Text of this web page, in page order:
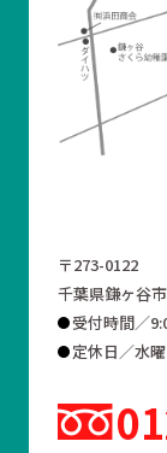
〒273-0122
千葉県鎌ヶ谷
受付時間／
定休日／水